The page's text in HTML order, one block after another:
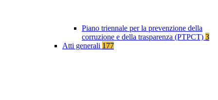
Piano triennale per la prevenzione della
corruzione e della trasparenza (PTPCT) 3
Atti generali 177